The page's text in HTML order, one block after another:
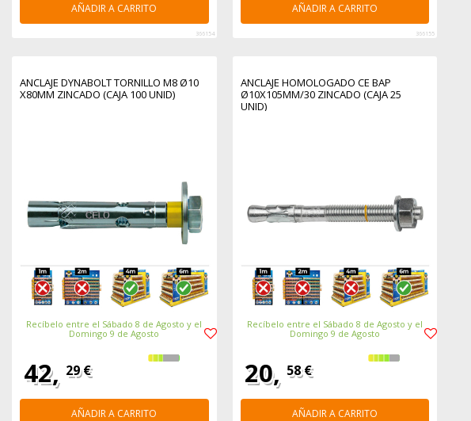
AÑADIR A CARRITO
366154
AÑADIR A CARRITO
366155
ANCLAJE DYNABOLT TORNILLO M8 Ø10
X80MM ZINCADO (CAJA 100 UNID)
Recíbelo entre el Sábado 8 de Agosto y el
Domingo 9 de Agosto
42, 29 €
AÑADIR A CARRITO
ANCLAJE HOMOLOGADO CE BAP
Ø10X105MM/30 ZINCADO (CAJA 25
UNID)
Recíbelo entre el Sábado 8 de Agosto y el
Domingo 9 de Agosto
20, 58 €
AÑADIR A CARRITO